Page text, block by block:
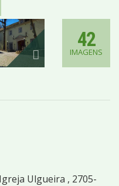
42
IMAGENS
Ulgueira , 2705-